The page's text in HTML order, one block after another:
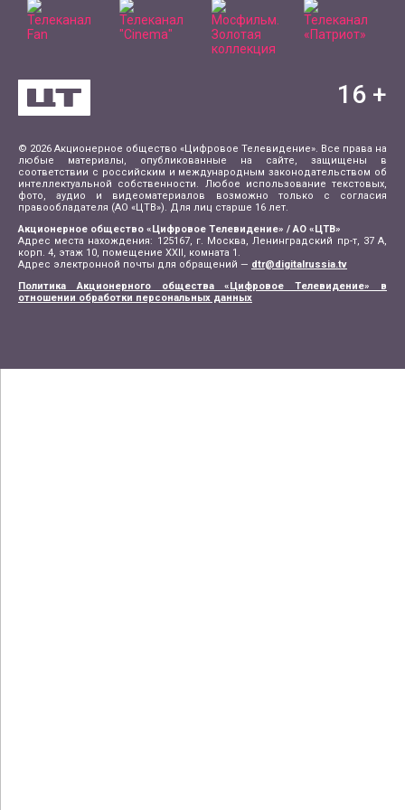
© 2026 Акционерное общество «Цифровое Телевидение». Все права на
любые материалы, опубликованные на сайте, защищены в
соответствии с российским и международным законодательством об
интеллектуальной собственности. Любое использование текстовых,
фото, аудио и видеоматериалов возможно только с согласия
правообладателя (АО «ЦТВ»). Для лиц старше 16 лет.
Акционерное общество «Цифровое Телевидение» / АО «ЦТВ»
Адрес места нахождения: 125167, г. Москва, Ленинградский пр-т, 37 А,
корп. 4, этаж 10, помещение XXII, комната 1.
Адрес электронной почты для обращений — dtr@digitalrussia.tv
Политика Акционерного общества «Цифровое Телевидение» в
отношении обработки персональных данных
16 +